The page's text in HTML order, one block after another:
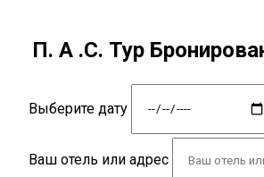
П. А .С. Тур
Выберите дату
Ваш отель или адрес